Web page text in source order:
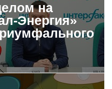
на
Энергия»